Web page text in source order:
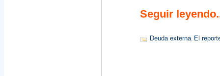
Seguir
Deuda externa El